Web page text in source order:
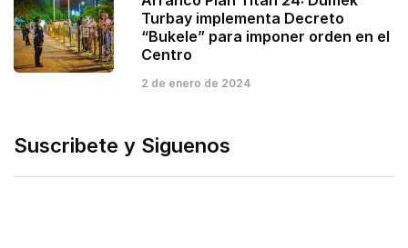
Turbay implementa Decreto
“Bukele” para imponer orden en el
Centro
2 de enero de 2024
Suscribete y Siguenos